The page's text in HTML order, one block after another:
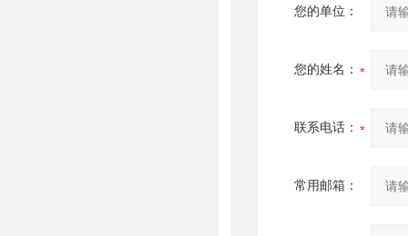
您的单位：
您的姓名：
联系电话：
常用邮箱：